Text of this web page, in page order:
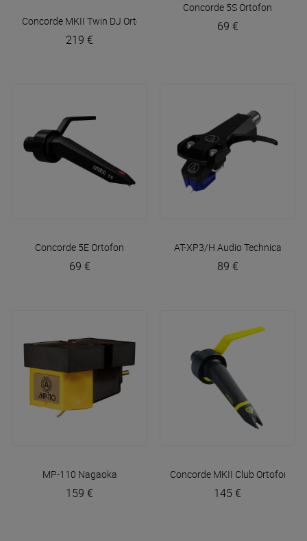
Concorde MKII Twin DJ Ortofon
219 €
Concorde 5S Ortofon
69 €
Concorde 5E Ortofon
69 €
AT-XP3/H Audio Technica
89 €
MP-110 Nagaoka
159 €
Concorde MKII Club Ortofon
145 €